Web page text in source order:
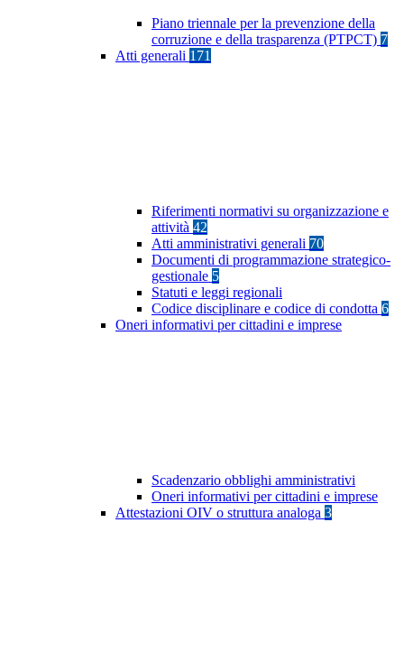
Piano triennale per la prevenzione della
corruzione e della trasparenza (PTPCT) 7
Atti generali 171
Riferimenti normativi su organizzazione e
attività 42
Atti amministrativi generali 70
Documenti di programmazione strategico-
gestionale 5
Statuti e leggi regionali
Codice disciplinare e codice di condotta 6
Oneri informativi per cittadini e imprese
Scadenzario obblighi amministrativi
Oneri informativi per cittadini e imprese
Attestazioni OIV o struttura analoga 3